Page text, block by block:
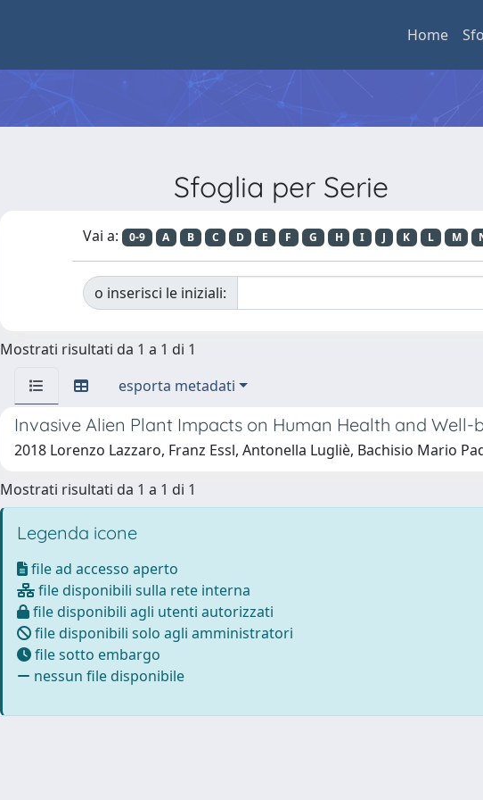
Home
Sfoglia per Serie
Vai a: 0-9 A B C D E F G H I J K L M
o inserisci le iniziali:
Mostrati risultati da 1 a 1 di 1
esporta metadati
Invasive Alien Plant Impacts on Human Health and Well-
2018 Lorenzo Lazzaro, Franz Essl, Antonella Lugliè, Bachisio Mario
Mostrati risultati da 1 a 1 di 1
Legenda icone
file ad accesso aperto
file disponibili sulla rete interna
file disponibili agli utenti autorizzati
file disponibili solo agli amministratori
file sotto embargo
nessun file disponibile